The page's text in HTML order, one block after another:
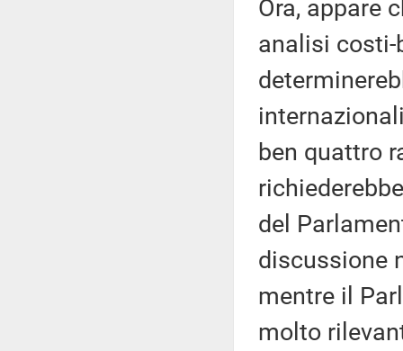
Ora, appare
analisi costi-
ben quattro
del
discussione
mentre il
molto